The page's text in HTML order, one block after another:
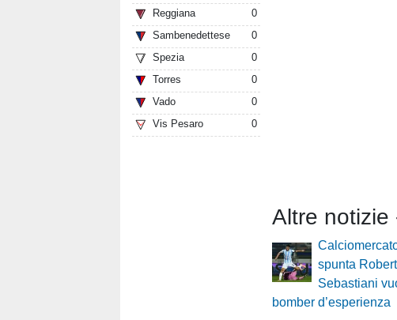
Reggiana
0
Sambenedettese
0
Spezia
0
Torres
0
Vado
0
Vis Pesaro
0
Altre notizie
spunta
Sebastiani
bomber d’esperienza